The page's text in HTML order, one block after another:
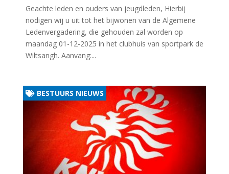
Geachte leden en ouders van jeugdleden, Hierbij
nodigen wij u uit tot het bijwonen van de Algemene
Ledenvergadering, die gehouden zal worden op
maandag 01-12-2025 in het clubhuis van sportpark de
Wiltsangh. Aanvang:...
BESTUURS NIEUWS